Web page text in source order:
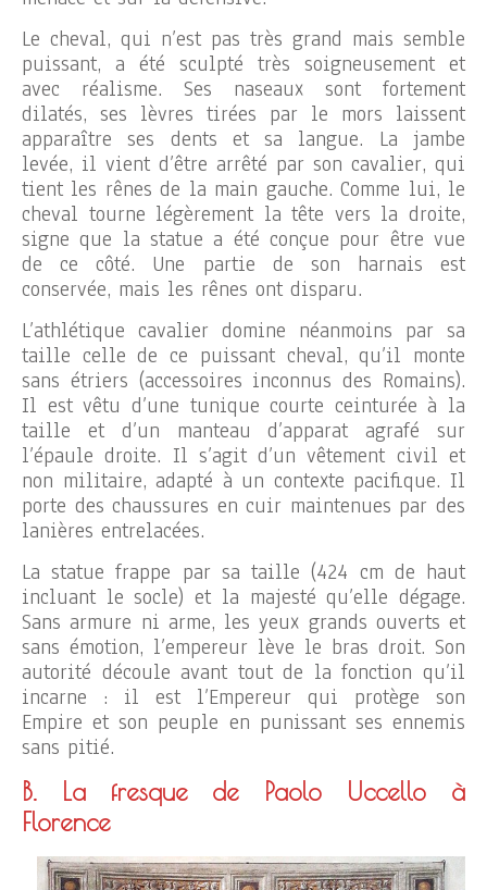
Le cheval, qui n’est pas très grand mais semble
puissant, a été sculpté très soigneusement et
avec réalisme. Ses naseaux sont fortement
dilatés, ses lèvres tirées par le mors laissent
apparaître ses dents et sa langue. La jambe
levée, il vient d’être arrêté par son cavalier, qui
tient les rênes de la main gauche. Comme lui, le
cheval tourne légèrement la tête vers la droite,
signe que la statue a été conçue pour être vue
de ce côté. Une partie de son harnais est
conservée, mais les rênes ont disparu.
L’athlétique cavalier domine néanmoins par sa
taille celle de ce puissant cheval, qu’il monte
sans étriers (accessoires inconnus des Romains).
Il est vêtu d’une tunique courte ceinturée à la
taille et d’un manteau d’apparat agrafé sur
l’épaule droite. Il s’agit d’un vêtement civil et
non militaire, adapté à un contexte pacifique. Il
porte des chaussures en cuir maintenues par des
lanières entrelacées.
La statue frappe par sa taille (424 cm de haut
incluant le socle) et la majesté qu’elle dégage.
Sans armure ni arme, les yeux grands ouverts et
sans émotion, l’empereur lève le bras droit. Son
autorité découle avant tout de la fonction qu’il
incarne : il est l’Empereur qui protège son
Empire et son peuple en punissant ses ennemis
sans pitié.
B. La fresque de Paolo Uccello à
Florence